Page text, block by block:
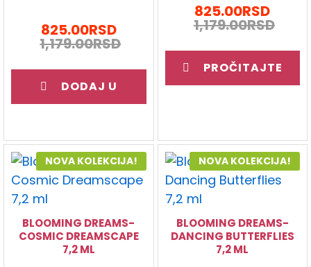
825.00RSD
1,179.00RSD
DODAJ U
825.00RSD
1,179.00RSD
PROČITAJTE
NOVA KOLEKCIJA!
BLOOMING DREAMS-
COSMIC DREAMSCAPE
7,2 ML
NOVA KOLEKCIJA!
BLOOMING DREAMS-
DANCING BUTTERFLIES
7,2 ML